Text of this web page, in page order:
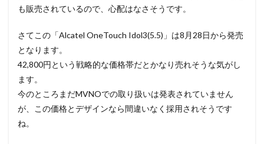
も販売されているので、心配はなさそうです。
さてこの「Alcatel OneTouch Idol3(5.5)」は8月28日から発売
となります。
42,800円という戦略的な価格帯だとかなり売れそうな気がし
ます。
今のところまだMVNOでの取り扱いは発表されていません
が、この価格とデザインなら間違いなく採用されそうです
ね。